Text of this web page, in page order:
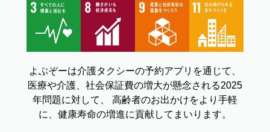
よぶぞーは介護タクシーの予約アプリを通じて、
医療や介護、社会保証費の増大が懸念される2025
年問題に対して、
高齢者のお出かけをより手軽
に、健康寿命の増進に貢献してまいります。